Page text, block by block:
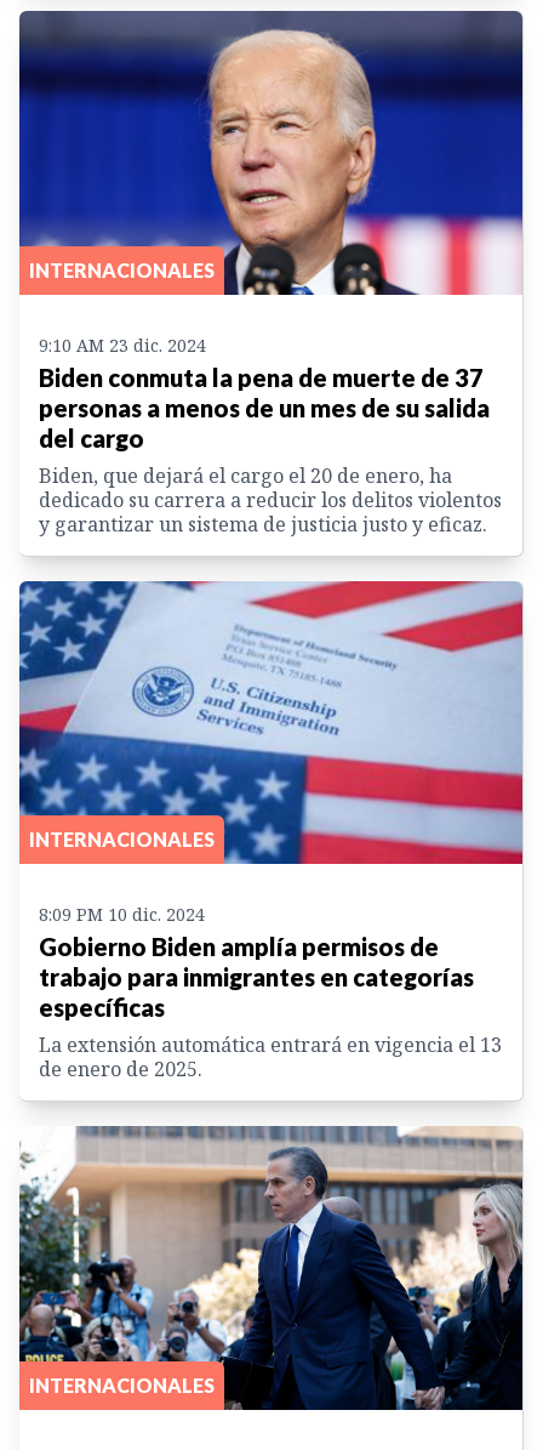
INTERNACIONALES
9:10 AM 23 dic. 2024
Biden conmuta la pena de muerte de 37
personas a menos de un mes de su salida
del cargo
Biden, que dejará el cargo el 20 de enero, ha
dedicado su carrera a reducir los delitos violentos
y garantizar un sistema de justicia justo y eficaz.
INTERNACIONALES
8:09 PM 10 dic. 2024
Gobierno Biden amplía permisos de
trabajo para inmigrantes en categorías
específicas
La extensión automática entrará en vigencia el 13
de enero de 2025.
INTERNACIONALES